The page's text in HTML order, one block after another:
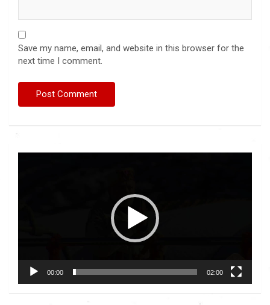
Save my name, email, and website in this browser for the
next time I comment.
00:00 02:00